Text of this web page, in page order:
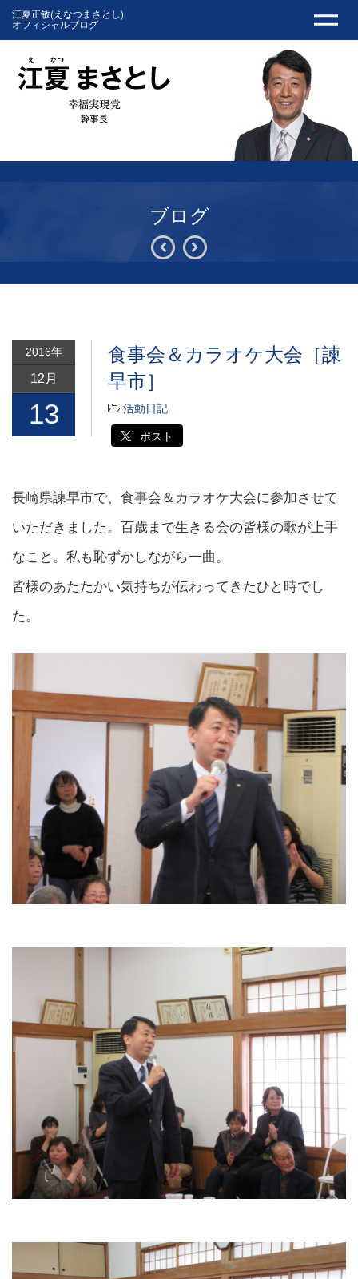
江夏正敏(えなつまさとし)
オフィシャルブログ
ブログ
2016年
12月
13
食事会＆カラオケ大会［諫
早市］
活動日記
ポスト
長崎県諫早市で、食事会＆カラオケ大会に参加させて
いただきました。百歳まで生きる会の皆様の歌が上手
なこと。私も恥ずかしながら一曲。
皆様のあたたかい気持ちが伝わってきたひと時でし
た。